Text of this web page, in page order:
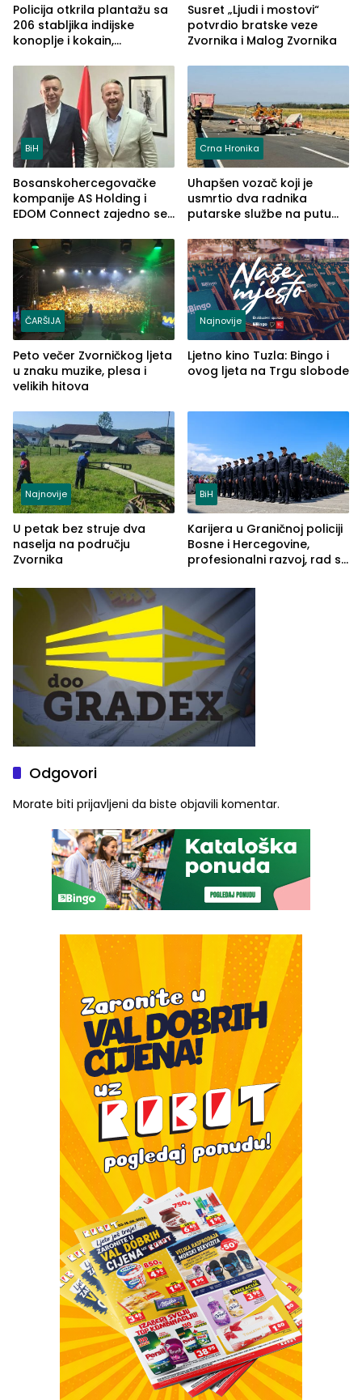
Policija otkrila plantažu sa
206 stabljika indijske
konoplje i kokain,
(FOTO)
Susret „Ljudi i mostovi“
potvrdio bratske veze
Zvornika i Malog Zvornika
BiH
Bosanskohercegovačke
kompanije AS Holding i
EDOM Connect zajedno se
Crna Hronika
Uhapšen vozač koji je
usmrtio dva radnika
putarske službe na putu
(FOTO)
ČARŠIJA
Peto večer Zvorničkog ljeta
u znaku muzike, plesa i
velikih hitova
Najnovije
Ljetno kino Tuzla: Bingo i
ovog ljeta na Trgu slobode
Najnovije
U petak bez struje dva
naselja na području
Zvornika
BiH
Karijera u Graničnoj policiji
Bosne i Hercegovine,
profesionalni razvoj, rad sa
služba građanima
Odgovori
Morate biti prijavljeni da biste objavili komentar.